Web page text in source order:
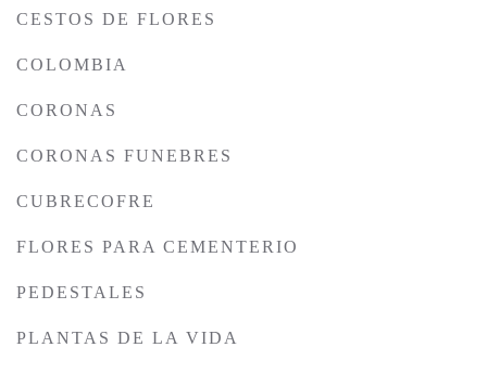
CESTOS DE FLORES
COLOMBIA
CORONAS
CORONAS FUNEBRES
CUBRECOFRE
FLORES PARA CEMENTERIO
PEDESTALES
PLANTAS DE LA VIDA